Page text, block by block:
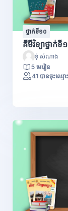
ថ្នាក់ទី១០
គីមីវិទ្យាថ្នាក់ទី
ទុំ សំណាង
5 មេរៀន
41 បានចុះឈ្មោះ